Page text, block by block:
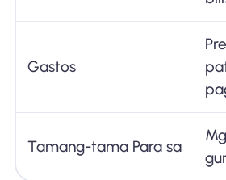
Gastos
Tamang-tama Para sa